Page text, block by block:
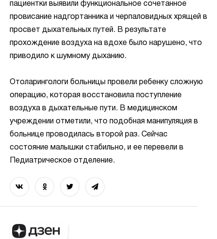
пациентки выявили функциональное сочетанное
провисание надгортанника и черпаловидных хрящей в
просвет дыхательных путей. В результате
прохождение воздуха на вдохе было нарушено, что
приводило к шумному дыханию.
Отоларингологи больницы провели ребенку сложную
операцию, которая восстановила поступление
воздуха в дыхательные пути. В медицинском
учреждении отметили, что подобная манипуляция в
больнице проводилась второй раз. Сейчас
состояние малышки стабильно, и ее перевели в
Педиатрическое отделение.